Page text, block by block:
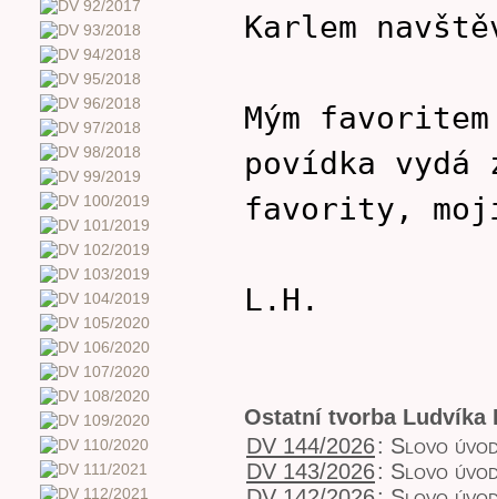
Karlem
Mým
povídka vydá
favority,
L.H.
Ostatní tvorba Ludvíka
DV 144/2026: Slovo
DV 143/2026: Slovo